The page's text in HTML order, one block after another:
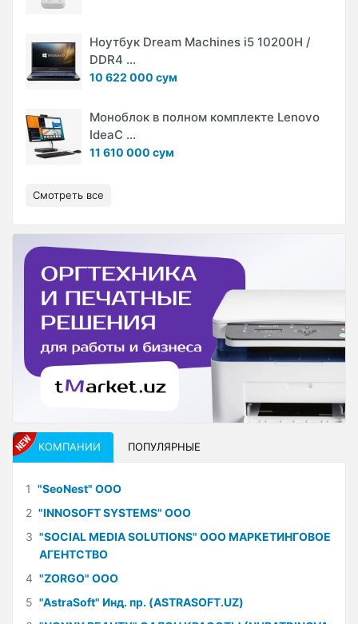
Ноутбук Dream Machines i5 10200H /
DDR4 ...
10 622 000 сум
Моноблок в полном комплекте Lenovo
IdeaC ...
11 610 000 сум
Смотреть все
КОМПАНИИ ПОПУЛЯРНЫЕ
1 "SeoNest" ООО
2 "INNOSOFT SYSTEMS" ООО
3 "SOCIAL MEDIA SOLUTIONS" ООО МАРКЕТИНГОВОЕ
АГЕНТСТВО
4 "ZORGO" ООО
5 "AstraSoft" Инд. пр. (ASTRASOFT.UZ)